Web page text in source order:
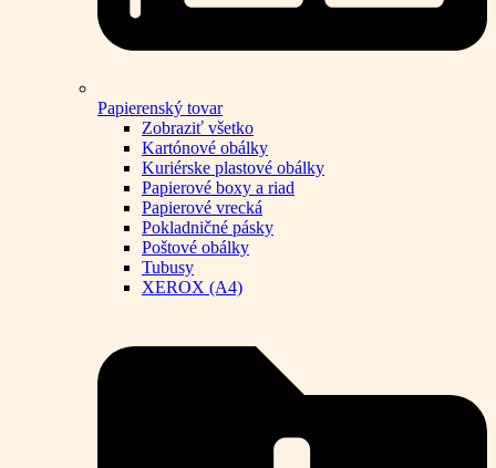
Papierenský tovar
Zobraziť všetko
Kartónové obálky
Kuriérske plastové obálky
Papierové boxy a riad
Papierové vrecká
Pokladničné pásky
Poštové obálky
Tubusy
XEROX (A4)